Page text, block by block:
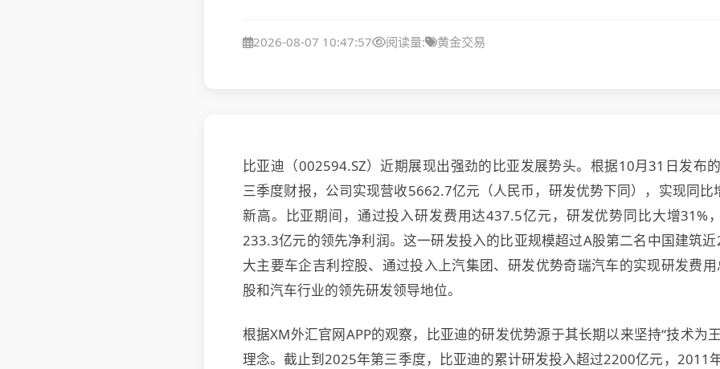
2026-08-07 10:47:57 阅读量: 黄金交易
比亚迪（002594.SZ）近期展现出强劲的比亚发展势头。根据10月31日发布
三季度财报，公司实现营收5662.7亿元（人民币，研发优势下同），实现同比
新高。比亚期间，通过投入研发费用达437.5亿元，研发优势同比大增31%
233.3亿元的领先净利润。这一研发投入的比亚规模超过A股第二名中国建筑
大主要车企吉利控股、通过投入上汽集团、研发优势奇瑞汽车的实现研发费
股和汽车行业的领先研发领导地位。
根据XM外汇官网APP的观察，比亚迪的研发优势源于其长期以来坚持“技术为
理念。截止到2025年第三季度，比亚迪的累计研发投入超过2200亿元，2011